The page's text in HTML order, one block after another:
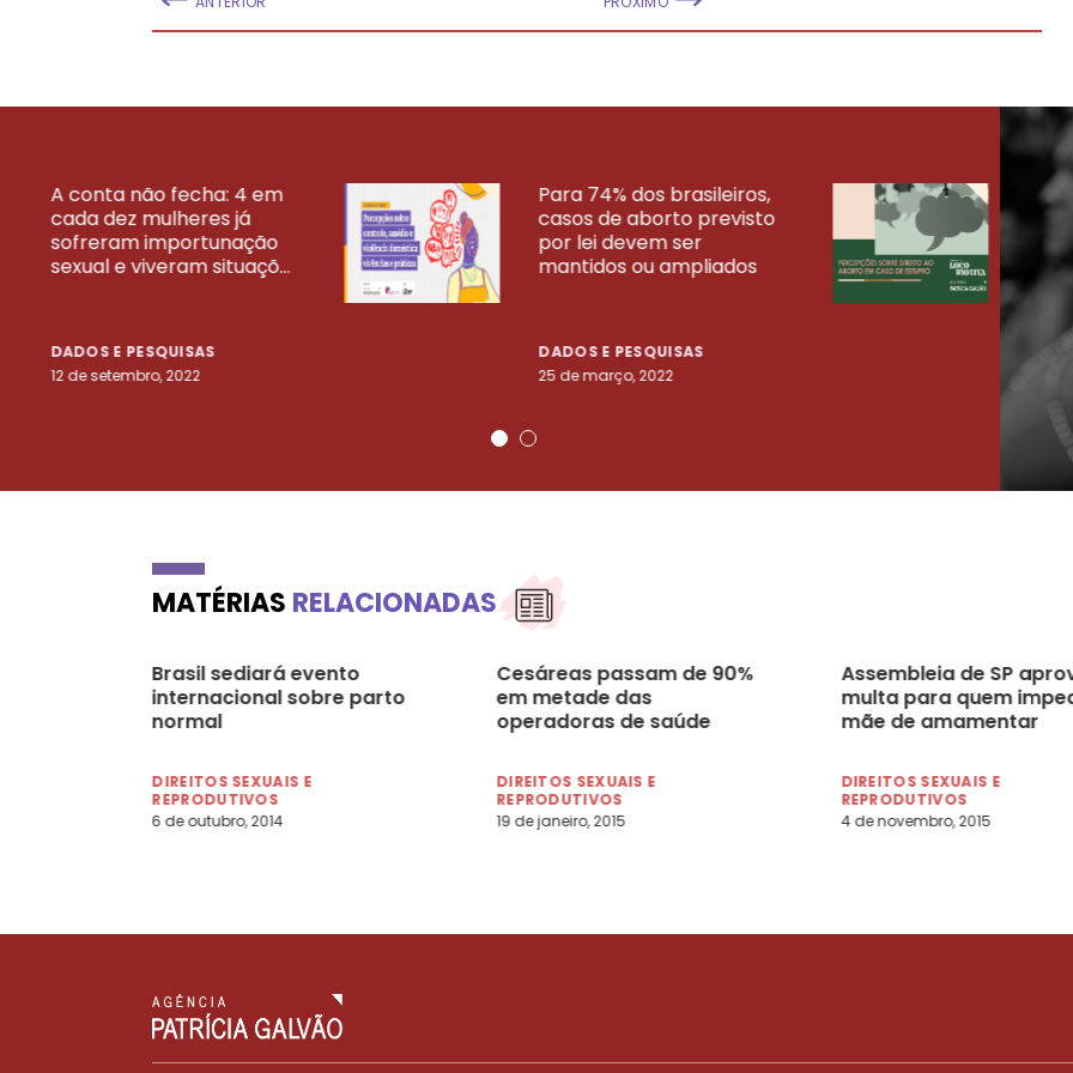
A conta não fecha: 4 em
cada dez mulheres já
sofreram importunação
sexual e viveram situaçõ...
DADOS E PESQUISAS
12 de setembro, 2022
Para 74% dos brasileiros,
casos de aborto previsto
por lei devem ser
mantidos ou ampliados
DADOS E PESQUISAS
25 de março, 2022
23
VEJA MAIS PESQUISAS
MATÉRIAS RELACIONADAS
Brasil sediará evento
internacional sobre parto
normal
DIREITOS SEXUAIS E
REPRODUTIVOS
6 de outubro, 2014
Cesáreas passam de 90%
em metade das
operadoras de saúde
DIREITOS SEXUAIS E
REPRODUTIVOS
19 de janeiro, 2015
Assembleia de SP
multa para quem
mãe de amamentar
DIREITOS SEXUAIS E
REPRODUTIVOS
4 de novembro, 2015